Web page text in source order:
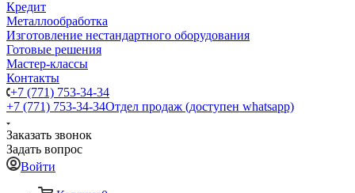
Кредит
Металлообработка
Изготовление нестандартного оборудования
Готовые решения
Мастер-классы
Контакты
+7 (771) 753-34-34
+7 (771) 753-34-34Отдел продаж (доступен whatsapp)
Заказать звонок
Задать вопрос
Войти